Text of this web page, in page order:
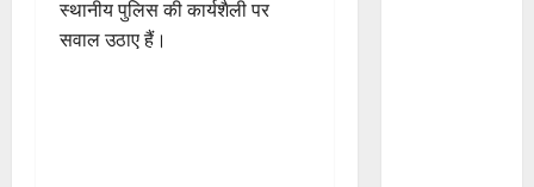
स्थानीय पुलिस की कार्यशैली पर
सवाल उठाए हैं।